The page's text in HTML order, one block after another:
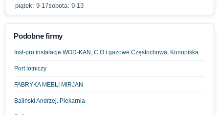
piątek: 9-17sobota: 9-13
Podobne firmy
Inst-pro instalacje WOD-KAN, C.O i gazowe Częstochowa, Konopiska
Port lotniczy
FABRYKA MEBLI MIRJAN
Baliński Andrzej. Piekarnia